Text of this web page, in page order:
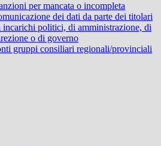
per mancata o incompleta
dei dati da parte dei titolari
incarichi politici, di amministrazione, di
o di governo
gruppi consiliari regionali/provinciali